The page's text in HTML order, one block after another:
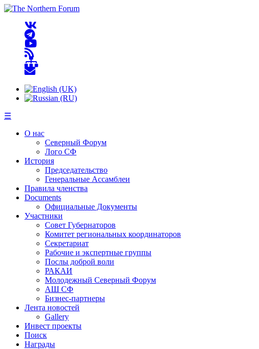
☰
О нас
Северный Форум
Лого СФ
История
Председательство
Генеральные Ассамблеи
Правила членства
Documents
Официальные Документы
Участники
Совет Губернаторов
Комитет региональных координаторов
Секретариат
Рабочие и экспертные группы
Послы доброй воли
РАКАИ
Молодежный Северный Форум
АШ СФ
Бизнес-партнеры
Лента новостей
Gallery
Инвест проекты
Поиск
Награды